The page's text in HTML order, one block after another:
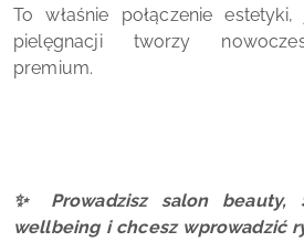
To właśnie połączenie
pielęgnacji tworzy
premium.
✨ Prowadzisz salon beauty,
wellbeing i chcesz wprowadzić